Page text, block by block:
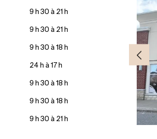
9 h 30 à 21 h
9 h 30 à 21 h
9 h 30 à 18 h
24 h à 17 h
9 h 30 à 18 h
9 h 30 à 18 h
9 h 30 à 21 h